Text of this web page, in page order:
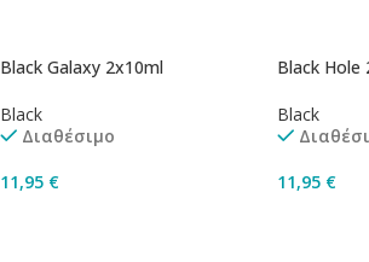
Black Galaxy 2x10ml
Black
Διαθέσιμο
11,95 €
Black Hole
Black
11,95 €